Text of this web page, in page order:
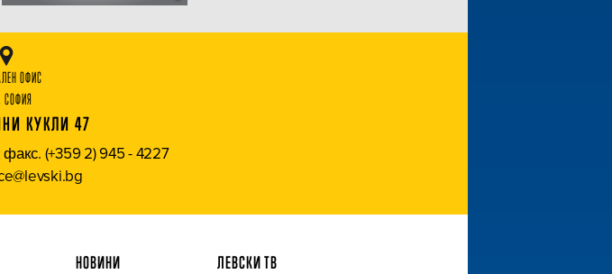
ОФИС
СОФИЯ
КУКЛИ 47
(+359 2) 945 - 4227
НОВИНИ ЛЕВСКИ ТВ